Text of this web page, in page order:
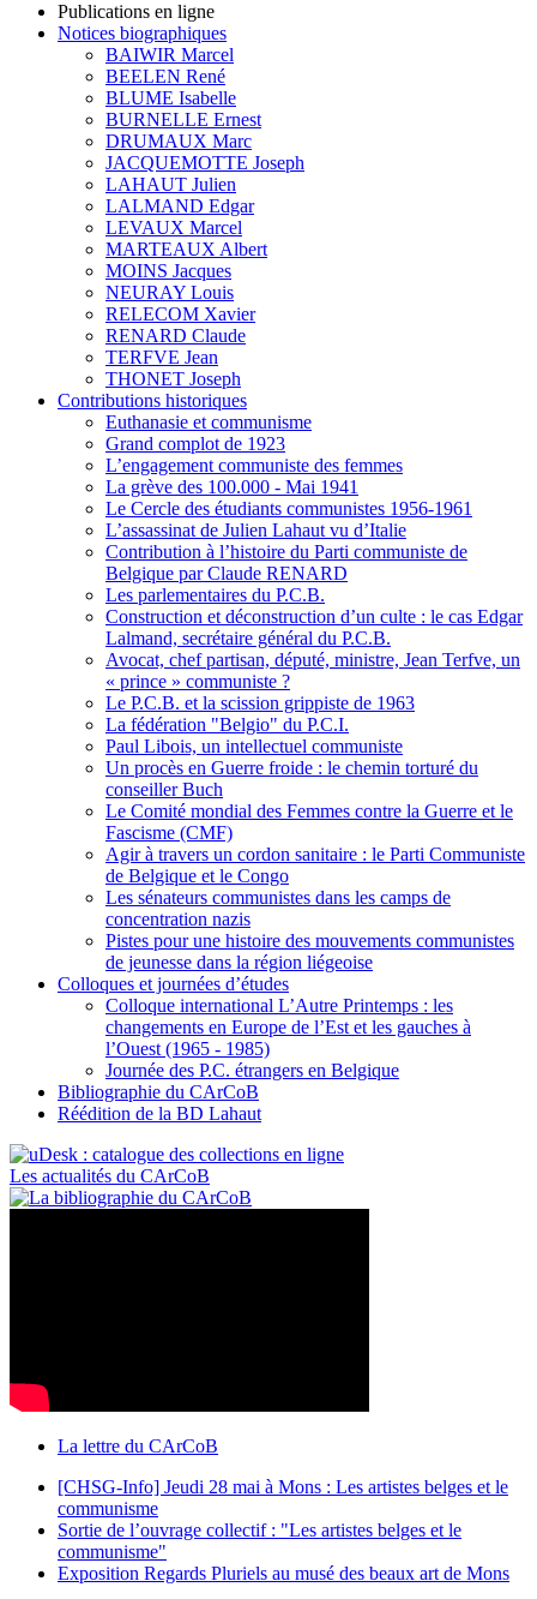
Publications en ligne
Notices biographiques
BAIWIR Marcel
BEELEN René
BLUME Isabelle
BURNELLE Ernest
DRUMAUX Marc
JACQUEMOTTE Joseph
LAHAUT Julien
LALMAND Edgar
LEVAUX Marcel
MARTEAUX Albert
MOINS Jacques
NEURAY Louis
RELECOM Xavier
RENARD Claude
TERFVE Jean
THONET Joseph
Contributions historiques
Euthanasie et communisme
Grand complot de 1923
L’engagement communiste des femmes
La grève des 100.000 - Mai 1941
Le Cercle des étudiants communistes 1956-1961
L’assassinat de Julien Lahaut vu d’Italie
Contribution à l’histoire du Parti communiste de
Belgique par Claude RENARD
Les parlementaires du P.C.B.
Construction et déconstruction d’un culte : le cas Edgar
Lalmand, secrétaire général du P.C.B.
Avocat, chef partisan, député, ministre, Jean Terfve, un
« prince » communiste ?
Le P.C.B. et la scission grippiste de 1963
La fédération "Belgio" du P.C.I.
Paul Libois, un intellectuel communiste
Un procès en Guerre froide : le chemin torturé du
conseiller Buch
Le Comité mondial des Femmes contre la Guerre et le
Fascisme (CMF)
Agir à travers un cordon sanitaire : le Parti Communiste
de Belgique et le Congo
Les sénateurs communistes dans les camps de
concentration nazis
Pistes pour une histoire des mouvements communistes
de jeunesse dans la région liégeoise
Colloques et journées d’études
Colloque international L’Autre Printemps : les
changements en Europe de l’Est et les gauches à
l’Ouest (1965 - 1985)
Journée des P.C. étrangers en Belgique
Bibliographie du CArCoB
Réédition de la BD Lahaut
Les actualités du CArCoB
La lettre du CArCoB
[CHSG-Info] Jeudi 28 mai à Mons : Les artistes belges et le
communisme
Sortie de l’ouvrage collectif : "Les artistes belges et le
communisme"
Exposition Regards Pluriels au musé des beaux art de Mons